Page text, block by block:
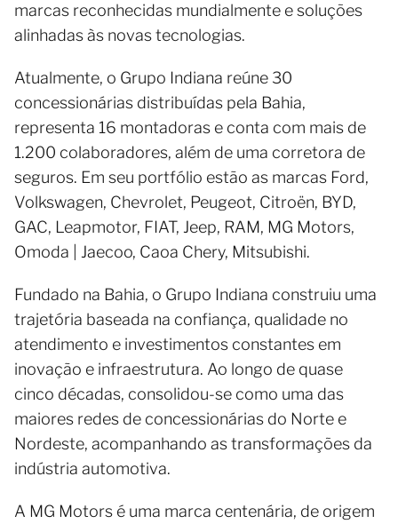
marcas reconhecidas mundialmente e soluções
alinhadas às novas tecnologias.
Atualmente, o Grupo Indiana reúne 30
concessionárias distribuídas pela Bahia,
representa 16 montadoras e conta com mais de
1.200 colaboradores, além de uma corretora de
seguros. Em seu portfólio estão as marcas Ford,
Volkswagen, Chevrolet, Peugeot, Citroën, BYD,
GAC, Leapmotor, FIAT, Jeep, RAM, MG Motors,
Omoda | Jaecoo, Caoa Chery, Mitsubishi.
Fundado na Bahia, o Grupo Indiana construiu uma
trajetória baseada na confiança, qualidade no
atendimento e investimentos constantes em
inovação e infraestrutura. Ao longo de quase
cinco décadas, consolidou-se como uma das
maiores redes de concessionárias do Norte e
Nordeste, acompanhando as transformações da
indústria automotiva.
A MG Motors é uma marca centenária, de origem